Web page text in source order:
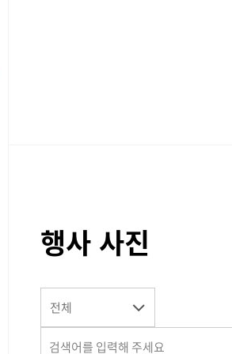
행사 사진
전체